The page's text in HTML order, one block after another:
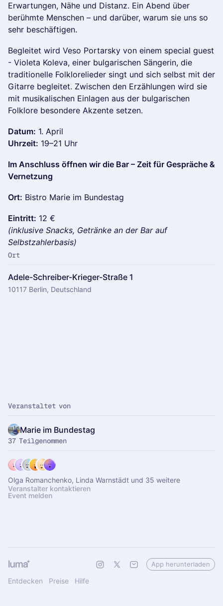
Erwartungen, Nähe und Distanz. Ein Abend über
berühmte Menschen – und darüber, warum sie uns so
sehr beschäftigen.
Begleitet wird Veso Portarsky von einem special guest
- Violeta Koleva, einer bulgarischen Sängerin, die
traditionelle Folklorelieder singt und sich selbst mit der
Gitarre begleitet. Zwischen den Erzählungen wird sie
mit musikalischen Einlagen aus der bulgarischen
Folklore besondere Akzente setzen.
Datum: 1. April
Uhrzeit: 19–21 Uhr
Im Anschluss öffnen wir die Bar – Zeit für Gespräche &
Vernetzung
Ort: Bistro Marie im Bundestag
Eintritt: 12 €
(inklusive Snacks, Getränke an der Bar auf
Selbstzahlerbasis)
Ort
Adele-Schreiber-Krieger-Straße 1
10117 Berlin, Deutschland
Veranstaltet von
Marie im Bundestag
37 Teilgenommen
Olga Romanchenko, Linda Warnstädt und 35 weitere
Veranstalter kontaktieren
Event melden
Entdecken Preise Hilfe
App herunterladen